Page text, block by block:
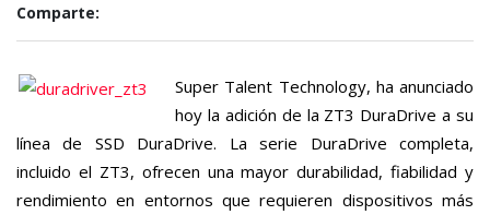
Comparte:
Super Talent Technology, ha anunciado
hoy la adición de la ZT3 DuraDrive a su
línea de SSD DuraDrive. La serie DuraDrive completa,
incluido el ZT3, ofrecen una mayor durabilidad, fiabilidad y
rendimiento en entornos que requieren dispositivos más